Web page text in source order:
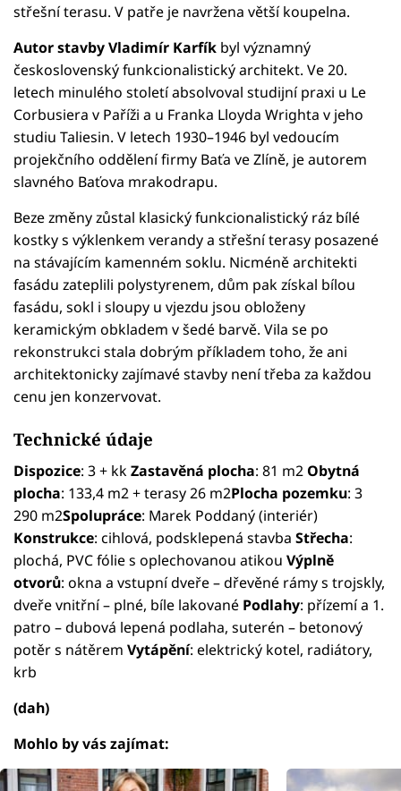
střešní terasu. V patře je navržena větší koupelna.
Autor stavby Vladimír Karfík byl významný
československý funkcionalistický architekt. Ve 20.
letech minulého století absolvoval studijní praxi u Le
Corbusiera v Paříži a u Franka Lloyda Wrighta v jeho
studiu Taliesin. V letech 1930–1946 byl vedoucím
projekčního oddělení firmy Baťa ve Zlíně, je autorem
slavného Baťova mrakodrapu.
Beze změny zůstal klasický funkcionalistický ráz bílé
kostky s výklenkem verandy a střešní terasy posazené
na stávajícím kamenném soklu. Nicméně architekti
fasádu zateplili polystyrenem, dům pak získal bílou
fasádu, sokl i sloupy u vjezdu jsou obloženy
keramickým obkladem v šedé barvě. Vila se po
rekonstrukci stala dobrým příkladem toho, že ani
architektonicky zajímavé stavby není třeba za každou
cenu jen konzervovat.
Technické údaje
Dispozice: 3 + kk Zastavěná plocha: 81 m2 Obytná
plocha: 133,4 m2 + terasy 26 m2Plocha pozemku: 3
290 m2Spolupráce: Marek Poddaný (interiér)
Konstrukce: cihlová, podsklepená stavba Střecha:
plochá, PVC fólie s oplechovanou atikou Výplně
otvorů: okna a vstupní dveře – dřevěné rámy s trojskly,
dveře vnitřní – plné, bíle lakované Podlahy: přízemí a 1.
patro – dubová lepená podlaha, suterén – betonový
potěr s nátěrem Vytápění: elektrický kotel, radiátory,
krb
(dah)
Mohlo by vás zajímat: